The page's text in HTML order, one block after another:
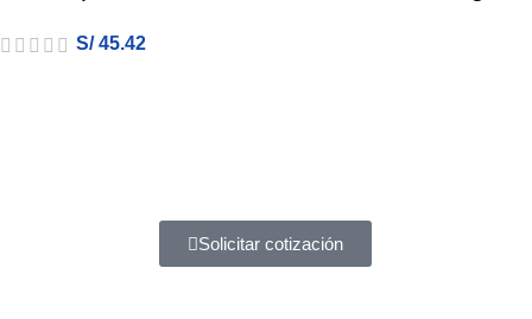
S/45.42
Solicitar cotización